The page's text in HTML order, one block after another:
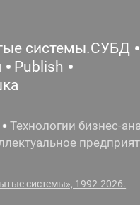
системы.СУБД
Publish
Технологии бизнес-
системы», 1992-2026.